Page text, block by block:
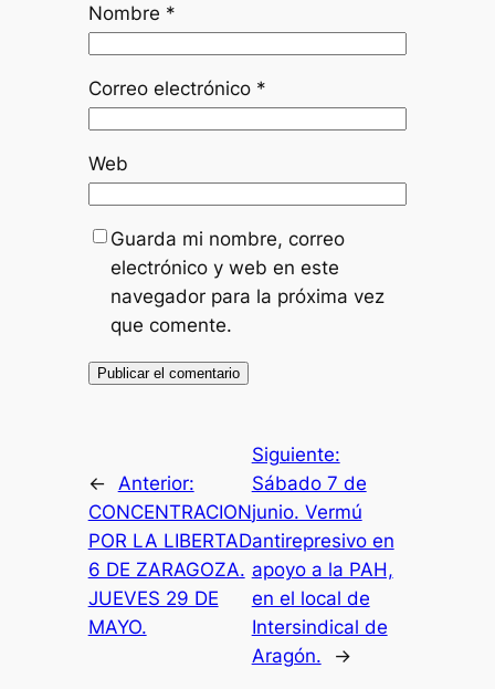
Nombre *
Correo electrónico *
Web
Guarda mi nombre, correo
electrónico y web en este
navegador para la próxima vez
que comente.
←
Anterior:
CONCENTRACION
POR LA LIBERTAD
6 DE ZARAGOZA.
JUEVES 29 DE
MAYO.
Siguiente:
Sábado 7 de
junio. Vermú
antirepresivo en
apoyo a la PAH,
en el local de
Intersindical de
Aragón.
→